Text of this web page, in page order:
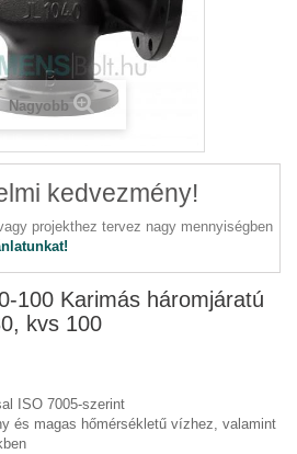
Nagyobb
kedvezmény!
projekthez tervez nagy mennyiségben
100 Karimás háromjáratú
kvs 100
ISO 7005-szerint
és magas hőmérsékletű vízhez, valamint